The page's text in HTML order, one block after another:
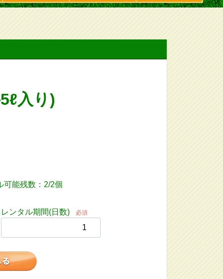
入り)
可能残数：2/2個
レンタル期間(日数) 必須